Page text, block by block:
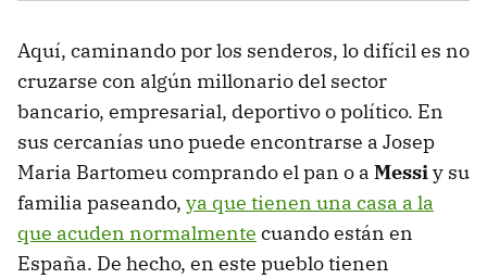
Aquí, caminando por los senderos, lo difícil es no
cruzarse con algún millonario del sector
bancario, empresarial, deportivo o político. En
sus cercanías uno puede encontrarse a Josep
Maria Bartomeu comprando el pan o a Messiy su
familia paseando, ya que tienen una casa a la
que acuden normalmente cuando están en
España. De hecho, en este pueblo tienen